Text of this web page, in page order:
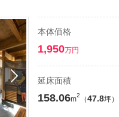
本体価格
1,950万円
延床面積
158.06m2 （47.8坪）